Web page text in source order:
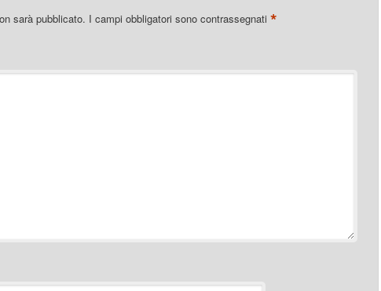
sarà pubblicato. I campi obbligatori sono contrassegnati *